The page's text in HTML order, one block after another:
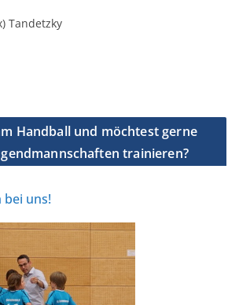
Tandetzky
Handball und möchtest gerne
trainieren?
bei uns!